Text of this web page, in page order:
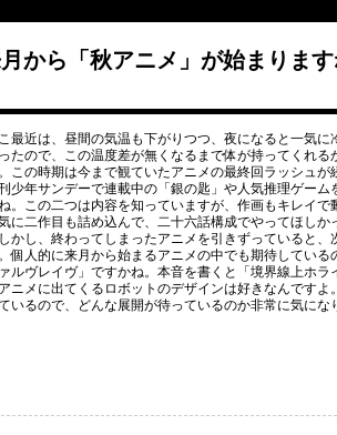
から「秋アニメ」が始まります
最近は、昼間の気温も下がりつつ、夜になると一気
たので、この温度差が無くなるまで体が持ってくれ
この時期は今まで観ていたアニメの最終回ラッシュが
少年サンデーで連載中の「銀の匙」や人気推理ゲー
。この二つは内容を知っていますが、作画もキレイ
に二作目も詰め込んで、二十六話構成でやってほしか
かし、終わってしまったアニメを引きずっていると、
個人的に来月から始まるアニメの中でも期待してい
ルヴレイヴ」ですかね。本音を書くと「境界線上ホ
ニメに出てくるロボットのデザインは好きなんです
いるので、どんな展開が待っているのか非常に気にな